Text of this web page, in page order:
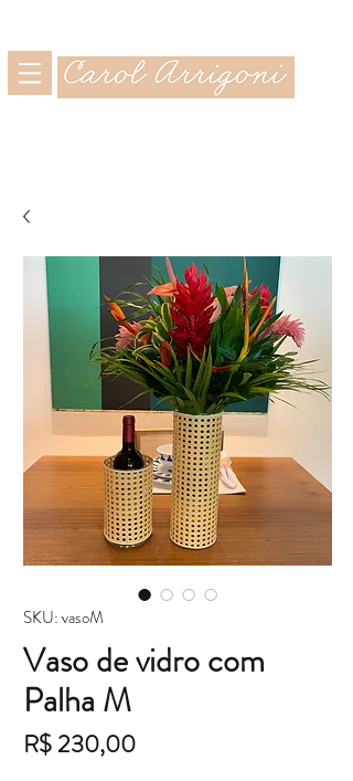
SKU: vasoM
Vaso de vidro com
Palha M
R$ 230,00Preço